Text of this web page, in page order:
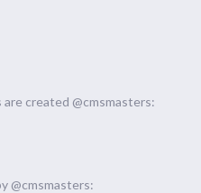
created @cmsmasters:
@cmsmasters: